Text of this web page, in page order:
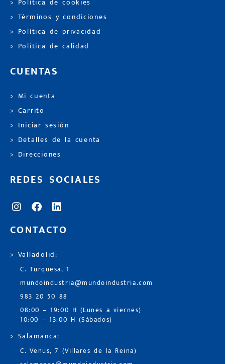
> Términos y condiciones
> Política de privacidad
> Política de calidad
CUENTAS
> Mi cuenta
> Carrito
> Iniciar sesión
> Detalles de la cuenta
> Direcciones
REDES SOCIALES
CONTACTO
> Valladolid:
C. Turquesa, 1
mundoindustria@mundoindustria.com
983 20 50 88
08:00 – 19:00 H (Lunes a viernes)
10:00 – 13:00 H (Sábados)
> Salamanca:
C. Venus, 7 (Villares de la Reina)